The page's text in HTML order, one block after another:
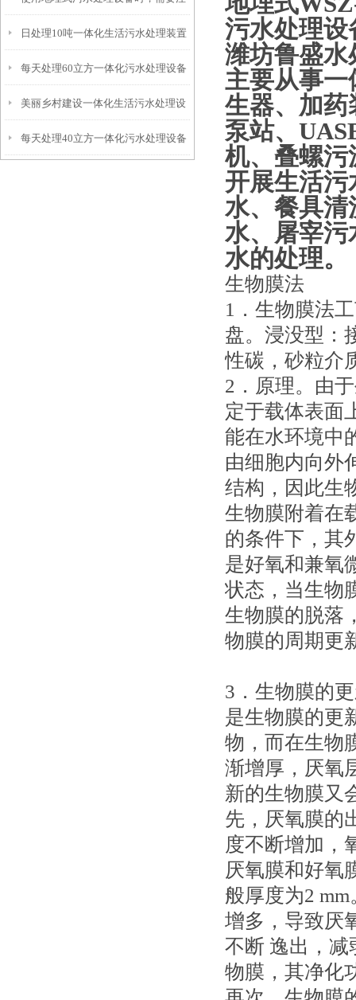
意以下事项
日处理10吨一体化生活污水处理装置
每天处理60立方一体化污水处理设备
美丽乡村建设一体化生活污水处理设
备
每天处理40立方一体化污水处理设备
污水处理
潍坊鲁盛水
主要从事一
生器、加药
泵站、
机、叠螺污
开展生活
水、餐具清
水、屠宰污
水的处理。
生物膜法
1．生物膜法
盘。浸没型：
性碳，砂粒介
2．原理。由
定于载体表面
能在水环境中
由细胞内向外
结构，因此生
生物膜附着在
的条件下，其
是好氧和兼氧
状态，当生物
生物膜的脱落
物膜的周期更
3．生物膜的
是生物膜的更
物，而在生物
渐增厚，厌氧
新的生物膜又
先，厌氧膜的
度不断增加，
厌氧膜和好氧
般厚度为2
增多，导致厌
不断 逸出，
物膜，其净化